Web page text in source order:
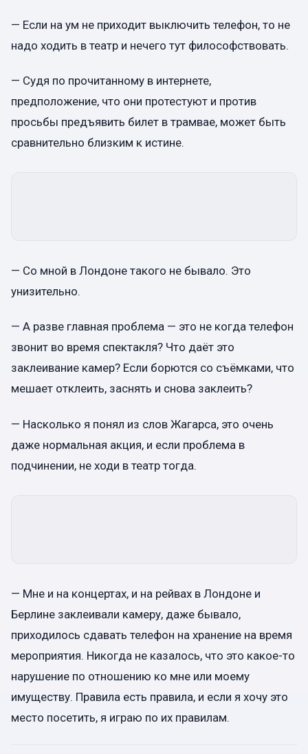
— Если на ум не приходит выключить телефон, то не
надо ходить в театр и нечего тут философствовать.
— Судя по прочитанному в интернете,
предположение, что они протестуют и против
просьбы предъявить билет в трамвае, может быть
сравнительно близким к истине.
— Со мной в Лондоне такого не бывало. Это
унизительно.
— А разве главная проблема — это не когда телефон
звонит во время спектакля? Что даёт это
заклеивание камер? Если борются со съёмками, что
мешает отклеить, заснять и снова заклеить?
— Насколько я понял из слов Жагарса, это очень
даже нормальная акция, и если проблема в
подчинении, не ходи в театр тогда.
— Мне и на концертах, и на рейвах в Лондоне и
Берлине заклеивали камеру, даже бывало,
приходилось сдавать телефон на хранение на время
мероприятия. Никогда не казалось, что это какое-то
нарушение по отношению ко мне или моему
имуществу. Правила есть правила, и если я хочу это
место посетить, я играю по их правилам.